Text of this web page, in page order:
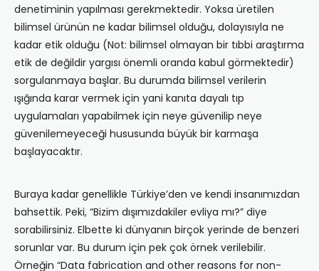
denetiminin yapılması gerekmektedir. Yoksa üretilen
bilimsel ürünün ne kadar bilimsel olduğu, dolayısıyla ne
kadar etik olduğu (Not: bilimsel olmayan bir tıbbi araştırma
etik de değildir yargısı önemli oranda kabul görmektedir)
sorgulanmaya başlar. Bu durumda bilimsel verilerin
ışığında karar vermek için yani kanıta dayalı tıp
uygulamaları yapabilmek için neye güvenilip neye
güvenilemeyeceği hususunda büyük bir karmaşa
başlayacaktır.
Buraya kadar genellikle Türkiye’den ve kendi insanımızdan
bahsettik. Peki, “Bizim dışımızdakiler evliya mı?” diye
sorabilirsiniz. Elbette ki dünyanın birçok yerinde de benzeri
sorunlar var. Bu durum için pek çok örnek verilebilir.
Örneğin “Data fabrication and other reasons for non-